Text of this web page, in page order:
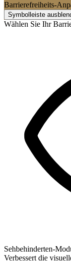
Barrierefreiheits-
Symbolleiste
Wählen Sie Ihr
Sehbehinderten-
Verbessert die